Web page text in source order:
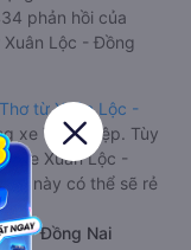
phản hồi của
Xuân Lộc - Đồng
từ Xuân Lộc -
xe Tuấn Hiệp. Tùy
Xe Xuân Lộc -
này có thể sẽ rẻ
- Đồng Nai